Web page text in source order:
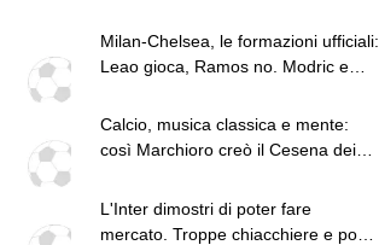
Milan-Chelsea, le formazioni ufficiali:
Leao gioca, Ramos no. Modric e
Calcio, musica classica e mente:
così Marchioro creò il Cesena dei
L'Inter dimostri di poter fare
mercato. Troppe chiacchiere e pochi